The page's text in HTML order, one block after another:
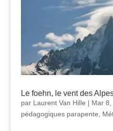
Le foehn, le vent des
par Laurent Van Hille | Mar 8,
pédagogiques parapente